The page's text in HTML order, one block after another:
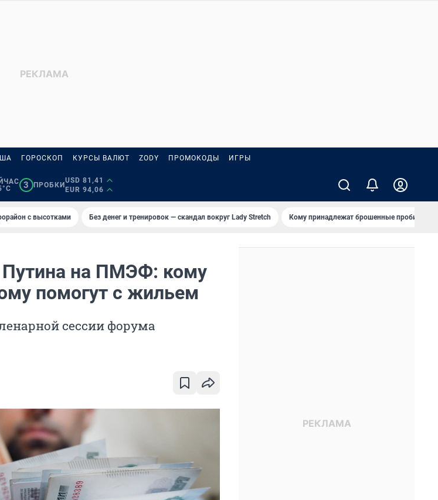
ГОРОСКОП КУРСЫ ВАЛЮТ ZODY ПРОМОКОДЫ ИГРЫ
3 ПРОБКИ
USD 81,41
EUR 94,06
с высотками Без денег и тренировок — скандал вокруг Lady Stretch Кому принадлежат брошенные пробирки?
на ПМЭФ: кому
помогут с жильем
сессии форума